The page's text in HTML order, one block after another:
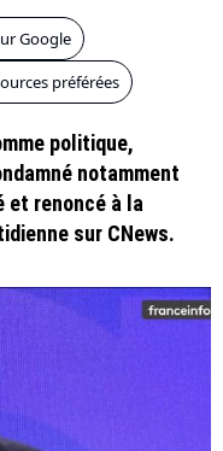
Google
préférées
politique,
notamment
et renoncé à la
sur CNews.